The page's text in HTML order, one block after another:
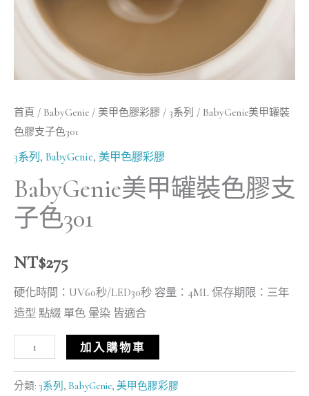
首頁 / BabyGenie / 美甲色膠彩膠 / 3系列 / BabyGenie美甲罐裝
色膠支子色301
3系列, BabyGenie, 美甲色膠彩膠
BabyGenie美甲罐裝色膠支
子色301
NT$275
硬化時間：UV60秒/LED30秒 容量：4ML 保存期限：三年
造型 點綴 單色 暈染 皆適合
加入購物車
分類: 3系列 , BabyGenie, 美甲色膠彩膠